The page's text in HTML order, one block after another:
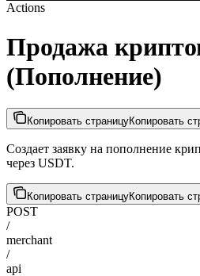
Actions
Продажа
(Пополнение)
Копировать страницуКопировать
Создает заявку на пополнение
через USDT.
Копировать страницуКопировать
POST
/
merchant
/
api